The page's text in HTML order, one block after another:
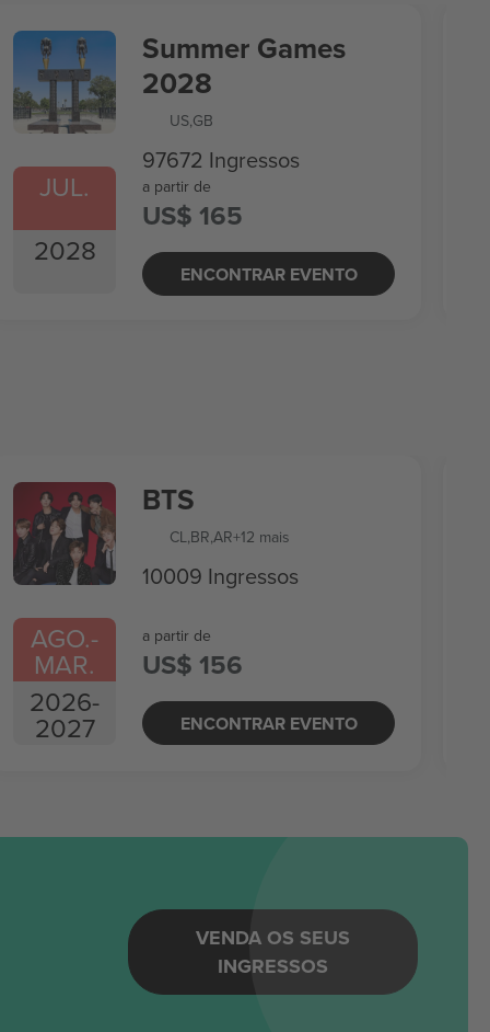
JUL.
2028
Summer Games
2028
US,GB
97672 Ingressos
a partir de
US$ 165
ENCONTRAR EVENTO
AGO.-
MAR.
2026-
2027
BTS
CL,BR,AR+12 mais
10009 Ingressos
a partir de
US$ 156
ENCONTRAR EVENTO
VENDA OS SEUS
INGRESSOS